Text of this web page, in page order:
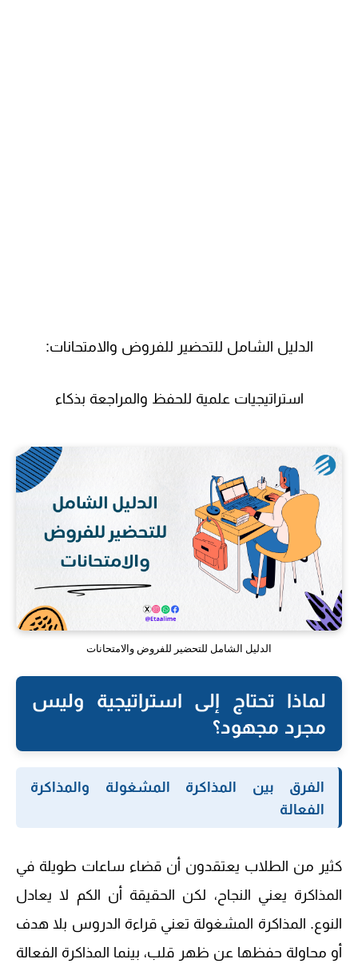
الدليل الشامل للتحضير للفروض والامتحانات:
استراتيجيات علمية للحفظ والمراجعة بذكاء
الدليل الشامل للتحضير للفروض والامتحانات
لماذا تحتاج إلى استراتيجية وليس
مجرد مجهود؟
الفرق بين المذاكرة المشغولة والمذاكرة
الفعالة
كثير من الطلاب يعتقدون أن قضاء ساعات طويلة في
المذاكرة يعني النجاح، لكن الحقيقة أن الكم لا يعادل
النوع. المذاكرة المشغولة تعني قراءة الدروس بلا هدف
أو محاولة حفظها عن ظهر قلب، بينما المذاكرة الفعالة